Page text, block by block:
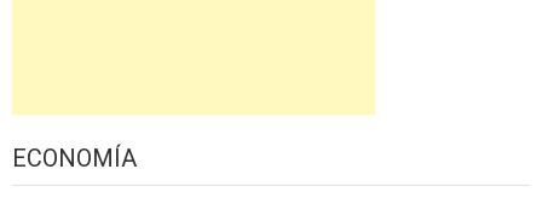
ECONOMÍA